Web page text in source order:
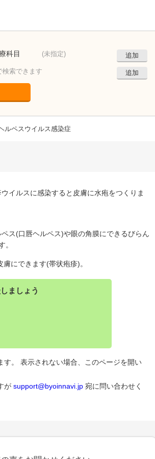
科目 (未指定) 追加
検索できます 追加
ルペスウイルス感染症
イルスに感染すると皮膚に水疱をつくりま
ス(口唇ヘルペス)や眼の角膜にできるびらん
。
にできます(帯状疱疹)。
ましょう
。 表示されない場合、このページを開い
が support@byoinnavi.jp宛に問い合わせく